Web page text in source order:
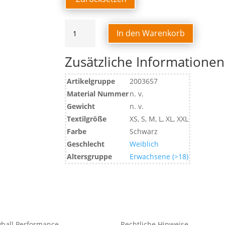
WOMEN
Menge
In den Warenkorb
Zusätzliche Informationen
Artikelgruppe
2003657
Material Nummern. v.
Gewicht
n. v.
Textilgröße
XS, S, M, L, XL, XXL
Farbe
Schwarz
Geschlecht
Weiblich
Altersgruppe
Erwachsene (>18)